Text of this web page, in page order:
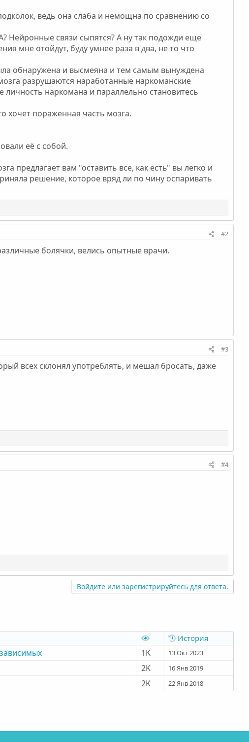
ведь она слаба и немощна по сравнению со
Нейронные связи сыпятся? А ну так подожди еще
мне отойдут, буду умнее раза в два, не то что
обнаружена и высмеяна и тем самым вынуждена
разрушаются наработанные наркоманские
наркомана и параллельно становитесь
хочет пораженная часть мозга.
её с собой.
предлагает вам "оставить все, как есть" вы легко и
решение, которое вряд ли по чину оспаривать
#2
болячки, велись опытные врачи.
#3
всех склонял употреблять, и мешал бросать, даже
#4
Войдите или зарегистрируйтесь для ответа.
История
1K 13 Окт 2023
2K 16 Янв 2019
2K 22 Янв 2018